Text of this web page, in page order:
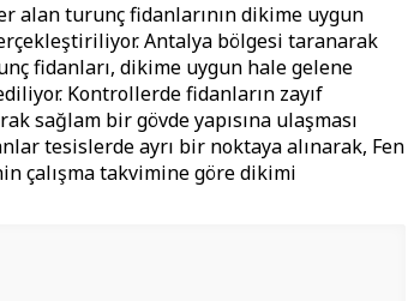
alan turunç fidanlarının dikime uygun
Antalya bölgesi taranarak
fidanları, dikime uygun hale gelene
Kontrollerde fidanların zayıf
sağlam bir gövde yapısına ulaşması
tesislerde ayrı bir noktaya alınarak, Fen
çalışma takvimine göre dikimi